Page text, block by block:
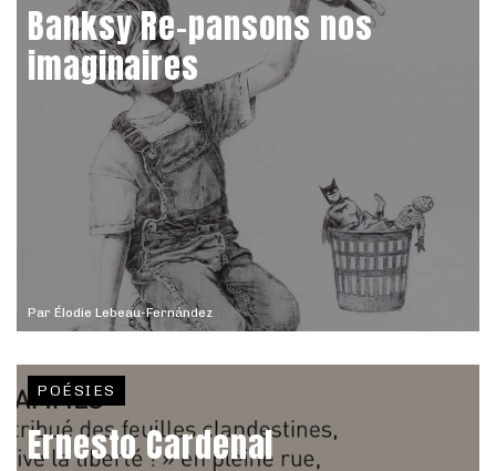
Par Élodie Lebeau-Fernández
Banksy Re-pansons nos
imaginaires
POÉSIES
Ernesto Cardenal